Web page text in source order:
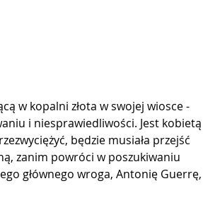
w kopalni złota w swojej wiosce -
i niesprawiedliwości. Jest kobietą
będzie musiała przejść
zanim powróci w poszukiwaniu
głównego wroga, Antonię Guerrę,